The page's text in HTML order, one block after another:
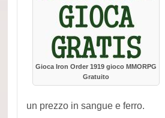
Gioca Iron Order 1919 gioco MMORPG
Gratuito
un prezzo in sangue e ferro.